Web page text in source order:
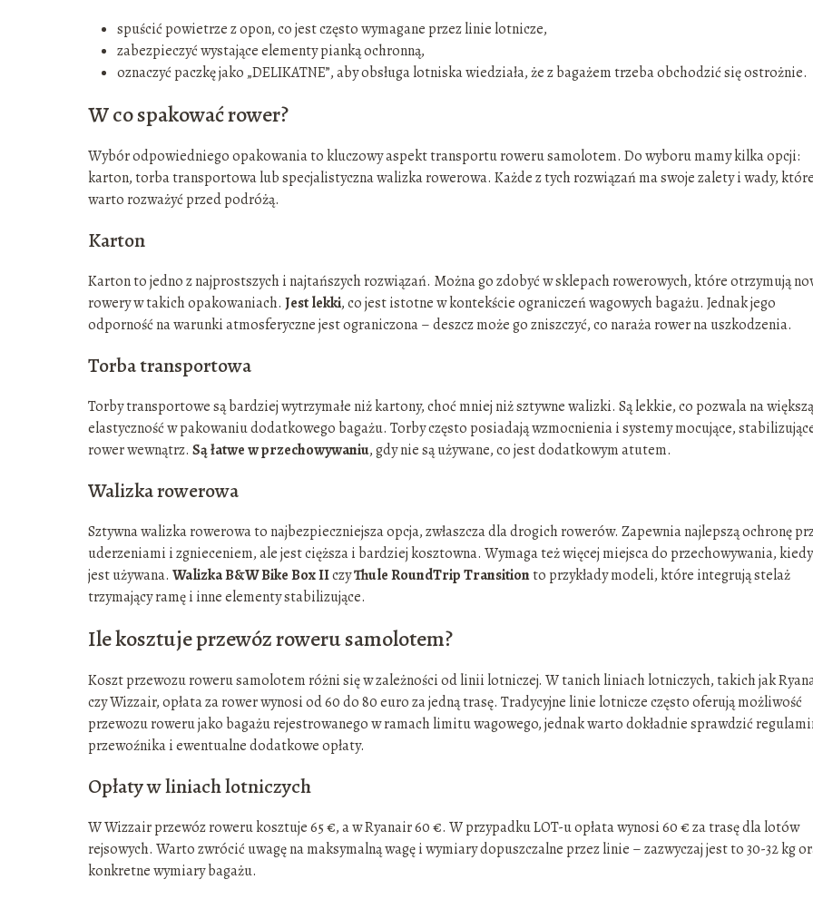
spuścić powietrze z opon, co jest często wymagane przez linie lotnicze,
zabezpieczyć wystające elementy pianką ochronną,
oznaczyć paczkę jako „DELIKATNE”, aby obsługa lotniska wiedziała, że z bagażem trzeba obchodzić się ostrożnie.
W co spakować rower?
Wybór odpowiedniego opakowania to kluczowy aspekt transportu roweru samolotem. Do wyboru mamy kilka opcji:
karton, torba transportowa lub specjalistyczna walizka rowerowa. Każde z tych rozwiązań ma swoje zalety i wady, które
warto rozważyć przed podróżą.
Karton
Karton to jedno z najprostszych i najtańszych rozwiązań. Można go zdobyć w sklepach rowerowych, które otrzymują
rowery w takich opakowaniach. Jest lekki, co jest istotne w kontekście ograniczeń wagowych bagażu. Jednak jego
odporność na warunki atmosferyczne jest ograniczona – deszcz może go zniszczyć, co naraża rower na uszkodzenia.
Torba transportowa
Torby transportowe są bardziej wytrzymałe niż kartony, choć mniej niż sztywne walizki. Są lekkie, co pozwala na większą
elastyczność w pakowaniu dodatkowego bagażu. Torby często posiadają wzmocnienia i systemy mocujące,
rower wewnątrz. Są łatwe w przechowywaniu, gdy nie są używane, co jest dodatkowym atutem.
Walizka rowerowa
Sztywna walizka rowerowa to najbezpieczniejsza opcja, zwłaszcza dla drogich rowerów. Zapewnia najlepszą ochronę
uderzeniami i zgnieceniem, ale jest cięższa i bardziej kosztowna. Wymaga też więcej miejsca do przechowywania,
jest używana. Walizka B&W Bike Box IIczyThule RoundTrip Transitionto przykłady modeli, które integrują stelaż
trzymający ramę i inne elementy stabilizujące.
Ile kosztuje przewóz roweru samolotem?
Koszt przewozu roweru samolotem różni się w zależności od linii lotniczej. W tanich liniach lotniczych, takich jak
czy Wizzair, opłata za rower wynosi od 60 do 80 euro za jedną trasę. Tradycyjne linie lotnicze często oferują możliwość
przewozu roweru jako bagażu rejestrowanego w ramach limitu wagowego, jednak warto dokładnie sprawdzić
przewoźnika i ewentualne dodatkowe opłaty.
Opłaty w liniach lotniczych
W Wizzair przewóz roweru kosztuje 65 €, a w Ryanair 60 €. W przypadku LOT-u opłata wynosi 60 € za trasę dla lotów
rejsowych. Warto zwrócić uwagę na maksymalną wagę i wymiary dopuszczalne przez linie – zazwyczaj jest to 30-32 kg
konkretne wymiary bagażu.